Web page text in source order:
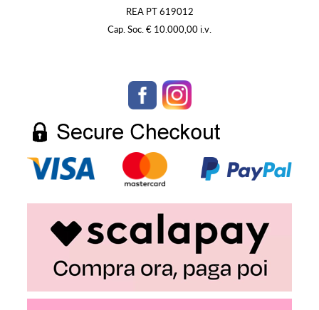
REA PT 619012
Cap. Soc. € 10.000,00 i.v.